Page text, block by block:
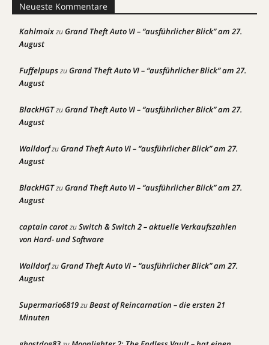
Neueste Kommentare
KahlmoixzuGrand Theft Auto VI – “ausführlicher Blick” am 27.
August
FuffelpupszuGrand Theft Auto VI – “ausführlicher Blick” am 27.
August
BlackHGTzuGrand Theft Auto VI – “ausführlicher Blick” am 27.
August
WalldorfzuGrand Theft Auto VI – “ausführlicher Blick” am 27.
August
BlackHGTzuGrand Theft Auto VI – “ausführlicher Blick” am 27.
August
captain carotzuSwitch & Switch 2 – aktuelle Verkaufszahlen
von Hard- und Software
WalldorfzuGrand Theft Auto VI – “ausführlicher Blick” am 27.
August
Supermario6819zuBeast of Reincarnation – die ersten 21
Minuten